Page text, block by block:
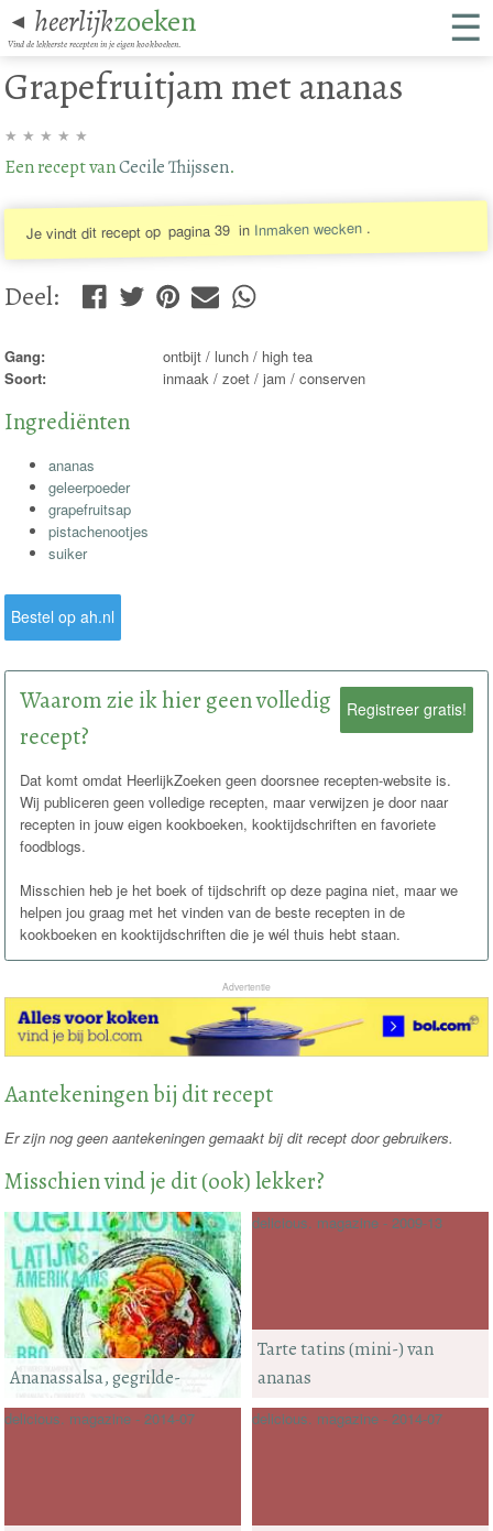
◄ heerlijkzoeken
Vind de lekkerste recepten in je eigen kookboeken. ☰
Grapefruitjam met ananas
★ ★ ★ ★ ★
Een recept vanCecile Thijssen.
Je vindt dit recept op pagina 39 in Inmaken wecken .
Deel:
Gang:
ontbijt / lunch / high tea
Soort:
inmaak / zoet / jam / conserven
Ingrediënten
ananas
geleerpoeder
grapefruitsap
pistachenootjes
suiker
Bestel op ah.nl
Registreer gratis!
Waarom zie ik hier geen volledig
recept?
Dat komt omdat HeerlijkZoeken geen doorsnee recepten-website is.
Wij publiceren geen volledige recepten, maar verwijzen je door naar
recepten in jouw eigen kookboeken, kooktijdschriften en favoriete
foodblogs.
Misschien heb je het boek of tijdschrift op deze pagina niet, maar we
helpen jou graag met het vinden van de beste recepten in de
kookboeken en kooktijdschriften die je wél thuis hebt staan.
Advertentie
Aantekeningen bij dit recept
Er zijn nog geen aantekeningen gemaakt bij dit recept door gebruikers.
Misschien vind je dit (ook) lekker?
Tarte tatins (mini-) van
ananas
delicious. magazine - 2009-13
Ananassalsa, gegrilde-
delicious. magazine - 2014-07
delicious. magazine - 2014-07